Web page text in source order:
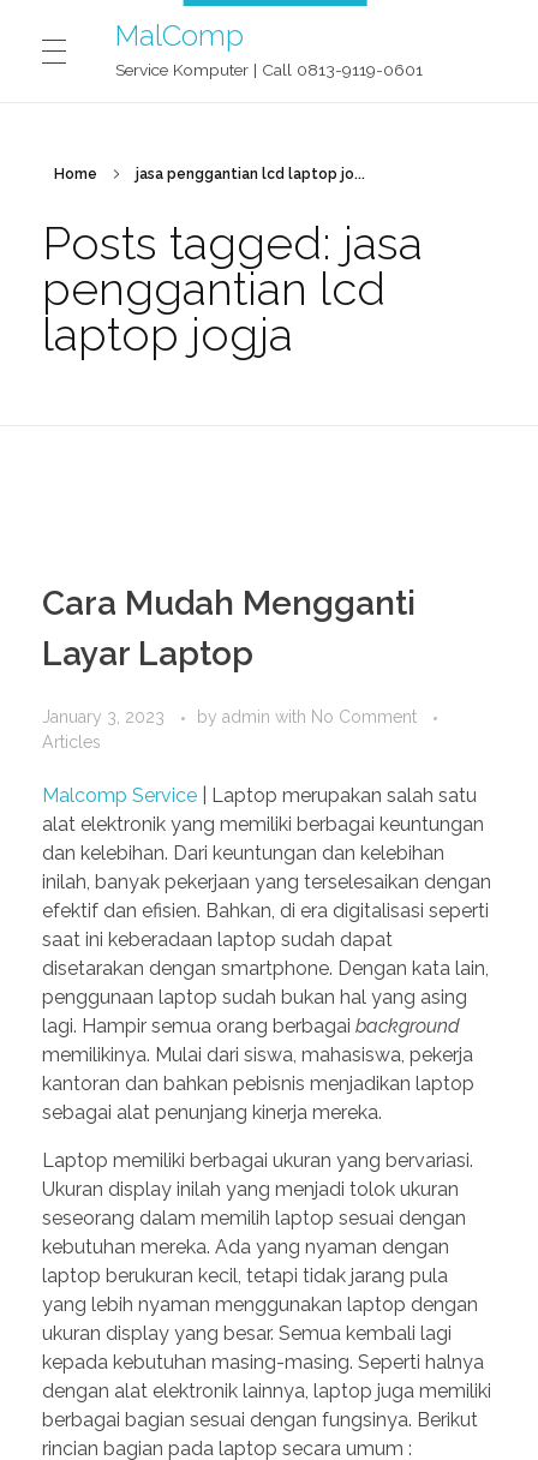
MalComp
Service Komputer | Call 0813-9119-0601
CONTACT
BLOG
Home jasa penggantian lcd laptop jo...
Posts tagged: jasa
penggantian lcd
laptop jogja
Cara Mudah Mengganti
Layar Laptop
January 3, 2023 by admin with No Comment
Articles
Malcomp Service | Laptop merupakan salah satu
alat elektronik yang memiliki berbagai keuntungan
dan kelebihan. Dari keuntungan dan kelebihan
inilah, banyak pekerjaan yang terselesaikan dengan
efektif dan efisien. Bahkan, di era digitalisasi seperti
saat ini keberadaan laptop sudah dapat
disetarakan dengan smartphone. Dengan kata lain,
penggunaan laptop sudah bukan hal yang asing
lagi. Hampir semua orang berbagai background
memilikinya. Mulai dari siswa, mahasiswa, pekerja
kantoran dan bahkan pebisnis menjadikan laptop
sebagai alat penunjang kinerja mereka.
Laptop memiliki berbagai ukuran yang bervariasi.
Ukuran display inilah yang menjadi tolok ukuran
seseorang dalam memilih laptop sesuai dengan
kebutuhan mereka. Ada yang nyaman dengan
laptop berukuran kecil, tetapi tidak jarang pula
yang lebih nyaman menggunakan laptop dengan
ukuran display yang besar. Semua kembali lagi
kepada kebutuhan masing-masing. Seperti halnya
dengan alat elektronik lainnya, laptop juga memiliki
berbagai bagian sesuai dengan fungsinya. Berikut
rincian bagian pada laptop secara umum :